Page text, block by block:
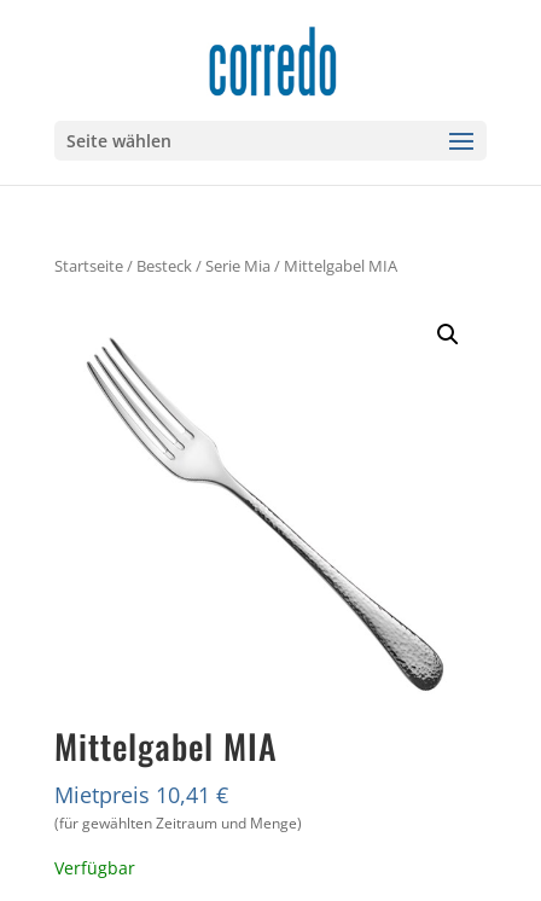
Seite wählen
Startseite/ Besteck/Serie Mia / Mittelgabel MIA
Mittelgabel MIA
Mietpreis 10,41 €
(für gewählten Zeitraum und Menge)
Verfügbar